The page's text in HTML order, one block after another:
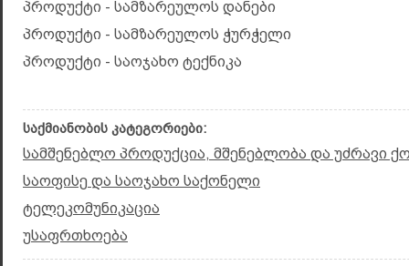
პროდუქტი - სამზარეულოს დანები
პროდუქტი - სამზარეულოს ჭურჭელი
პროდუქტი - საოჯახო ტექნიკა
საქმიანობის კატეგორიები:
სამშენებლო პროდუქცია, მშენებლობა და უძრავი
საოფისე და საოჯახო საქონელი
ტელეკომუნიკაცია
უსაფრთხოება